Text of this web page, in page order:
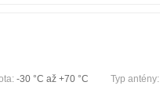
-30 °С až +70 °С Typ antény: